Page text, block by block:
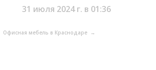
31 июля 2024 г. в 01:36
Офисная мебель в Краснодаре →